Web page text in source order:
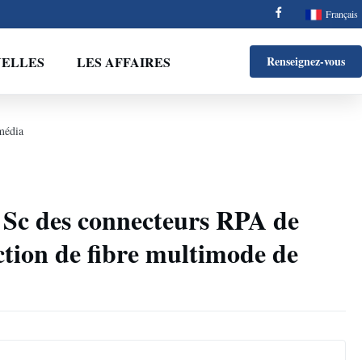
Français
LES AFFAIRES Renseignez-vous
des connecteurs RPA de
de fibre multimode de